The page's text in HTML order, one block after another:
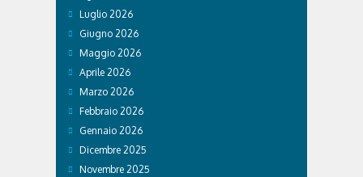
Luglio 2026
Giugno 2026
Maggio 2026
Aprile 2026
Marzo 2026
Febbraio 2026
Gennaio 2026
Dicembre 2025
Novembre 2025